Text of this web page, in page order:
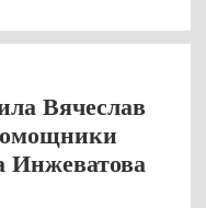
Вячеслав
Инжеватова